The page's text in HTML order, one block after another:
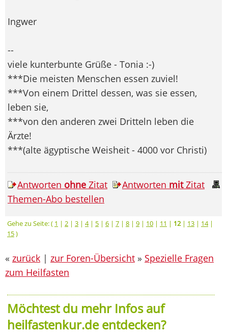
Ingwer
--
viele kunterbunte Grüße - Tonia :-)
***Die meisten Menschen essen zuviel!
***Von einem Drittel dessen, was sie essen,
leben sie,
***von den anderen zwei Dritteln leben die
Ärzte!
***(alte ägyptische Weisheit - 4000 vor Christi)
Antworten ohne Zitat Antworten mitZitat
Themen-Abo bestellen
Gehe zu Seite: ( 1 | 2 | 3 | 4| 5 | 6 | 7 | 8 | 9 | 10 | 11 | 12| 13 | 14|
15)
« zurück | zur Foren-Übersicht » Spezielle Fragen
zum Heilfasten
Möchtest du mehr Infos auf
heilfastenkur.de entdecken?